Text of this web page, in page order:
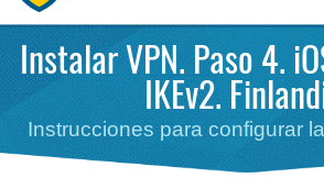
Instalar VPN. Paso 4.
IKEv2.
Instrucciones para configurar